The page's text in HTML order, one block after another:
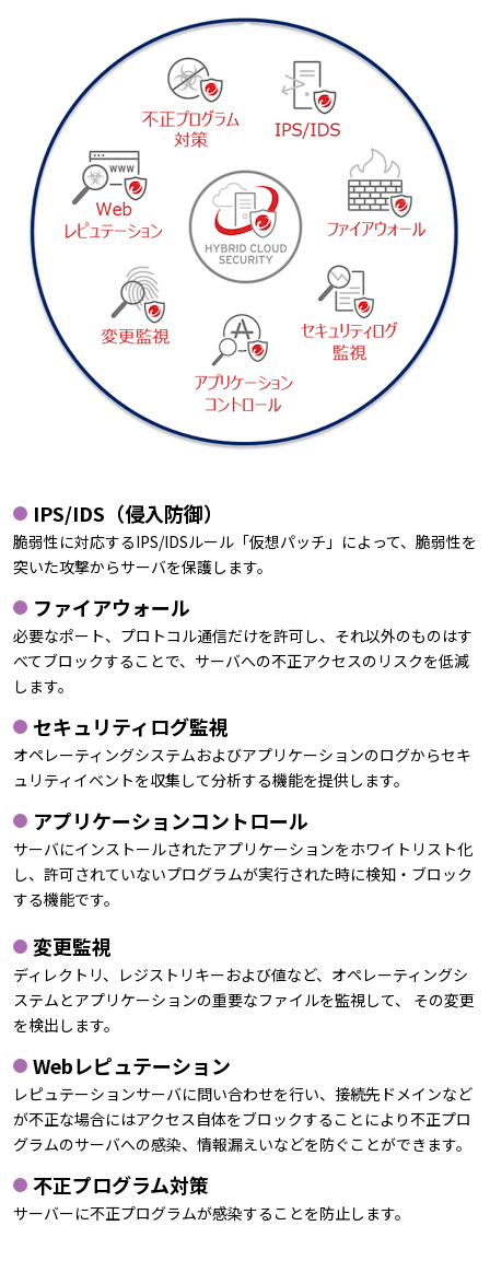
IPS/IDS（侵入防御）
脆弱性に対応するIPS/IDSルール「仮想パッチ」によって、脆弱性を
突いた攻撃からサーバを保護します。
ファイアウォール
必要なポート、プロトコル通信だけを許可し、それ以外のものはす
べてブロックすることで、サーバへの不正アクセスのリスクを低減
します。
セキュリティログ監視
オペレーティングシステムおよびアプリケーションのログからセキ
ュリティイベントを収集して分析する機能を提供します。
アプリケーションコントロール
サーバにインストールされたアプリケーションをホワイトリスト化
し、許可されていないプログラムが実行された時に検知・ブロック
する機能です。
変更監視
ディレクトリ、レジストリキーおよび値など、オペレーティングシ
ステムとアプリケーションの重要なファイルを監視して、 その変更
を検出します。
Webレピュテーション
レピュテーションサーバに問い合わせを行い、接続先ドメインなど
が不正な場合にはアクセス自体をブロックすることにより不正プロ
グラムのサーバへの感染、情報漏えいなどを防ぐことができます。
不正プログラム対策
サーバーに不正プログラムが感染することを防止します。